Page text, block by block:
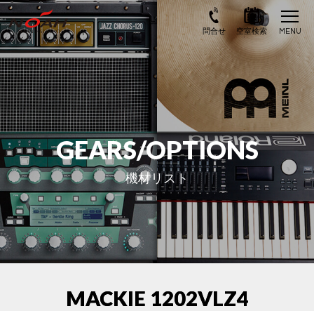
GEARS/OPTIONS
機材リスト
MACKIE 1202VLZ4